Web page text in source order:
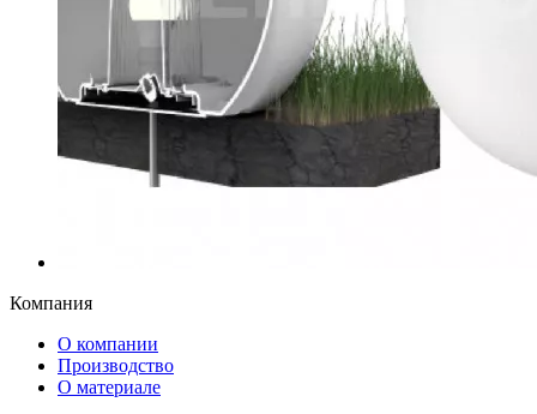
Компания
О компании
Производство
О материале